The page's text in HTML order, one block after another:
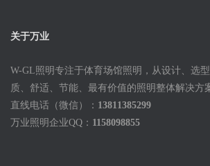
关于万业
W-GL照明专注于体育场馆照明，从设计、选
质、舒适、节能、最有价值的照明整体解决方
直线电话（微信）： 13811385299
万业照明企业QQ： 1158098855